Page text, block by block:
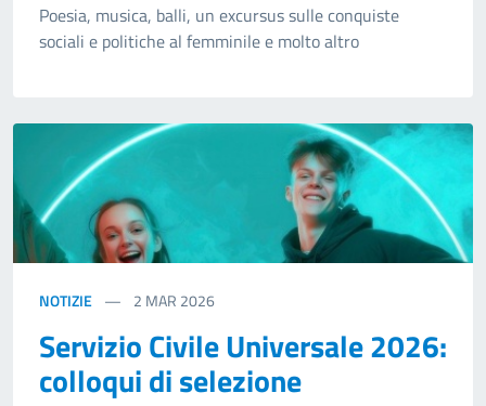
Poesia, musica, balli, un excursus sulle conquiste
sociali e politiche al femminile e molto altro
NOTIZIE 2 MAR 2026
Servizio Civile Universale 2026:
colloqui di selezione